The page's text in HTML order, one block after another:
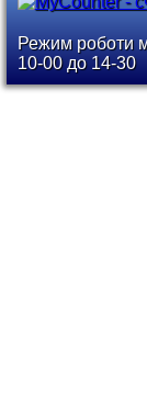
Режим роботи
10-00 до 14-30